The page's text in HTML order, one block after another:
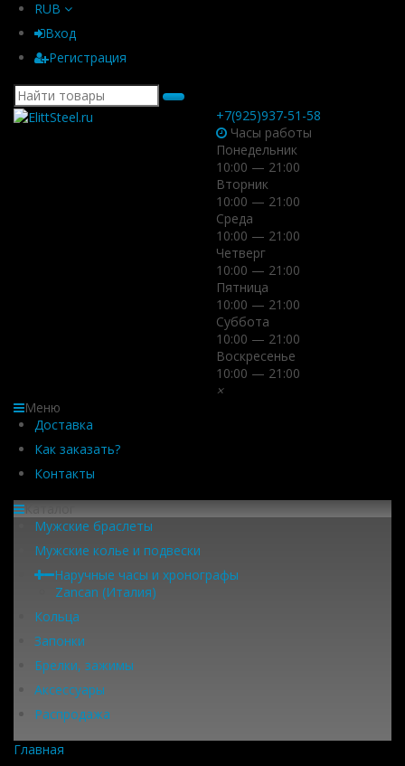
RUB
Вход
Регистрация
+7(925)937-51-58
Часы работы
Понедельник
10:00 — 21:00
Вторник
10:00 — 21:00
Среда
10:00 — 21:00
Четверг
10:00 — 21:00
Пятница
10:00 — 21:00
Суббота
10:00 — 21:00
Воскресенье
10:00 — 21:00
×
Меню
Доставка
Как заказать?
Контакты
Каталог
Мужские браслеты
Мужские колье и подвески
Наручные часы и хронографы
Zancan (Италия)
Кольца
Запонки
Брелки, зажимы
Аксессуары
Распродажа
Главная